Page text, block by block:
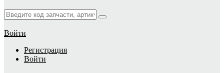
Войти
Регистрация
Войти